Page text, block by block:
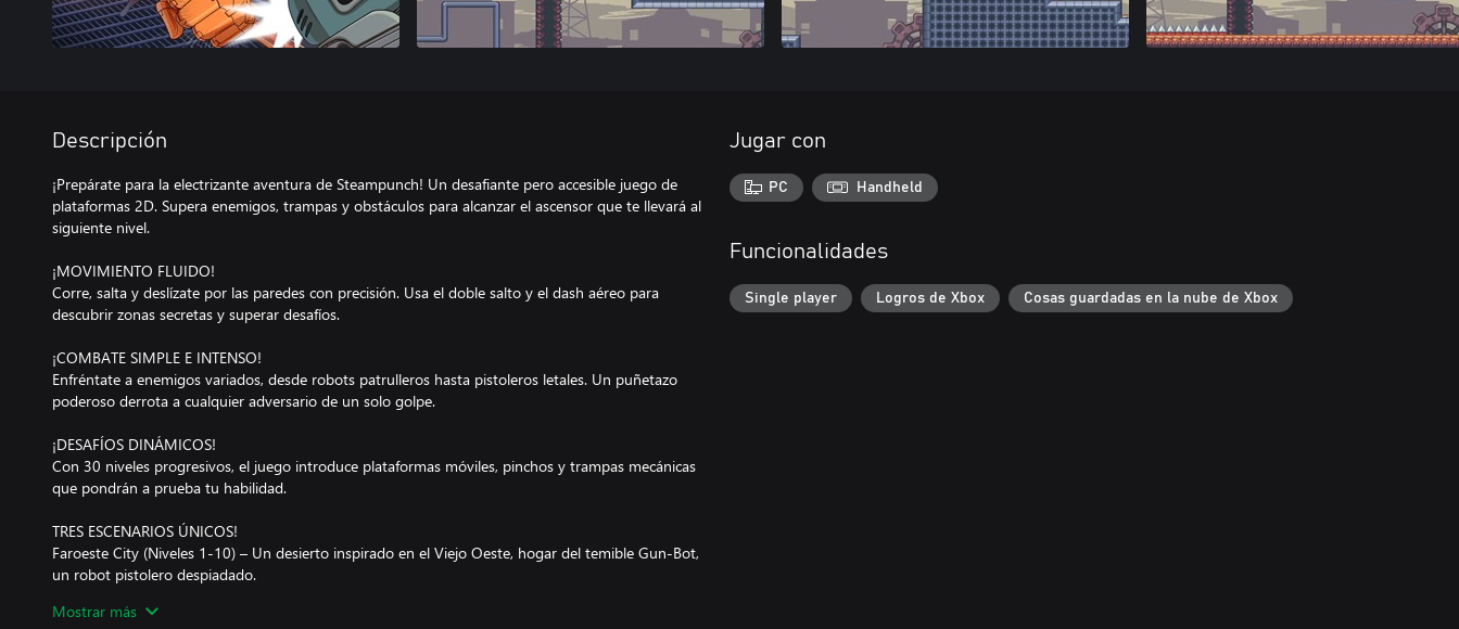
Descripción
¡Prepárate para la electrizante aventura de Steampunch! Un desafiante pero accesible juego de
plataformas 2D. Supera enemigos, trampas y obstáculos para alcanzar el ascensor que te llevará al
siguiente nivel.
¡MOVIMIENTO FLUIDO!
Corre, salta y deslízate por las paredes con precisión. Usa el doble salto y el dash aéreo para
descubrir zonas secretas y superar desafíos.
¡COMBATE SIMPLE E INTENSO!
Enfréntate a enemigos variados, desde robots patrulleros hasta pistoleros letales. Un puñetazo
poderoso derrota a cualquier adversario de un solo golpe.
¡DESAFÍOS DINÁMICOS!
Con 30 niveles progresivos, el juego introduce plataformas móviles, pinchos y trampas mecánicas
que pondrán a prueba tu habilidad.
TRES ESCENARIOS ÚNICOS!
Faroeste City (Niveles 1-10) – Un desierto inspirado en el Viejo Oeste, hogar del temible Gun-Bot,
un robot pistolero despiadado.
enemigos marinos.
Mostrar más
Jugar con
PC Handheld
Funcionalidades
Single player Logros de Xbox Cosas guardadas en la nube de Xbox